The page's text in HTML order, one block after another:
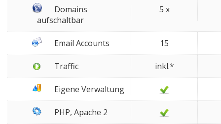
Domains
aufschaltbar
5 x
Email Accounts 15
Traffic inkl.*
Eigene Verwaltung
PHP, Apache 2